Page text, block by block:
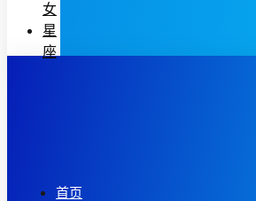
女
星
座
首页